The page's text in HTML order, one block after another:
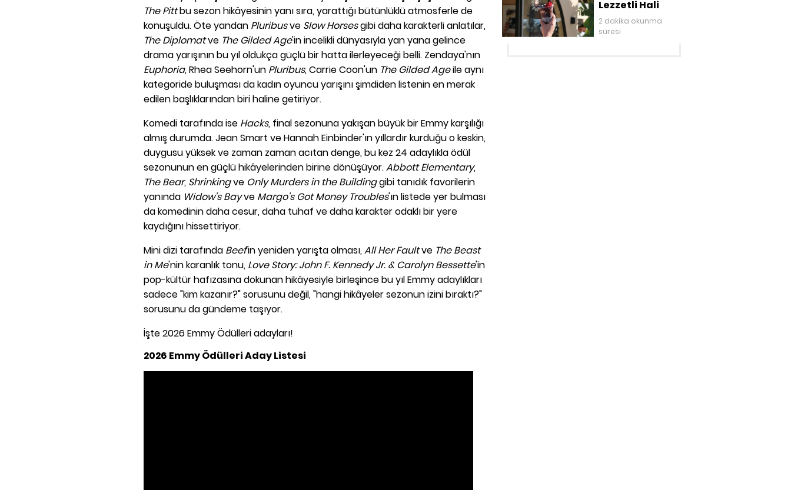
The Pittbu sezon hikâyesinin yanı sıra, yarattığı bütünlüklü atmosferle de
konuşuldu. Öte yandan Pluribusve Slow Horsesgibi daha karakterli anlatılar,
The Diplomatve The Gilded Age'in incelikli dünyasıyla yan yana gelince
drama yarışının bu yıl oldukça güçlü bir hatta ilerleyeceği belli. Zendaya'nın
Euphoria, Rhea Seehorn'un Pluribus, Carrie Coon'un The Gilded Ageile aynı
kategoride buluşması da kadın oyuncu yarışını şimdiden listenin en merak
edilen başlıklarından biri haline getiriyor.
Komedi tarafında ise Hacks, final sezonuna yakışan büyük bir Emmy karşılığı
almış durumda. Jean Smart ve Hannah Einbinder'ın yıllardır kurduğu o keskin,
duygusu yüksek ve zaman zaman acıtan denge, bu kez 24 adaylıkla ödül
sezonunun en güçlü hikâyelerinden birine dönüşüyor.Abbott Elementary,
The Bear, Shrinkingve Only Murders in the Buildinggibi tanıdık favorilerin
yanında Widow's Bayve Margo's Got Money Troubles'ın listede yer bulması
da komedinin daha cesur, daha tuhaf ve daha karakter odaklı bir yere
kaydığını hissettiriyor.
Mini dizi tarafında Beef'in yeniden yarışta olması,All Her Faultve The Beast
in Me'nin karanlık tonu, Love Story: John F. Kennedy Jr. & Carolyn Bessette'in
pop-kültür hafızasına dokunan hikâyesiyle birleşince bu yıl Emmy adaylıkları
sadece "kim kazanır?" sorusunu değil, "hangi hikâyeler sezonun izini bıraktı?"
sorusunu da gündeme taşıyor.
İşte 2026 Emmy Ödülleri adayları!
2026 Emmy Ödülleri Aday Listesi
Lezzetli Hali
2 dakika okunma
süresi